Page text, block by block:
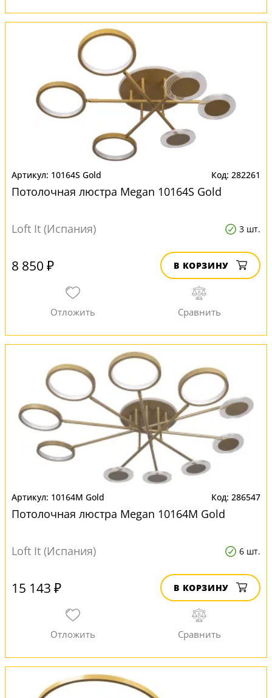
10164S Gold 282261
Потолочная люстра Megan 10164S Gold
Loft It (Испания) 3 шт.
8 850 ₽ В КОРЗИНУ
10164M Gold 286547
Потолочная люстра Megan 10164M Gold
Loft It (Испания) 6 шт.
15 143 ₽ В КОРЗИНУ